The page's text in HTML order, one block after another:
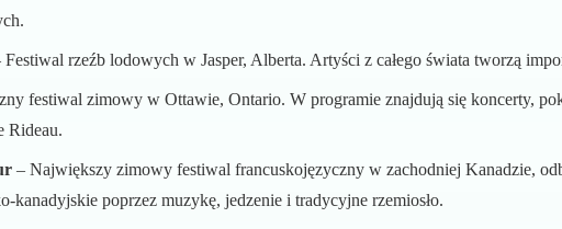
Festiwal rzeźb lodowych w Jasper, Alberta. Artyści z całego świata tworzą
festiwal zimowy w Ottawie, Ontario. W programie znajdują się koncerty,
Rideau.
– Największy zimowy festiwal francuskojęzyczny w zachodniej Kanadzie,
kanadyjskie poprzez muzykę, jedzenie i tradycyjne rzemiosło.